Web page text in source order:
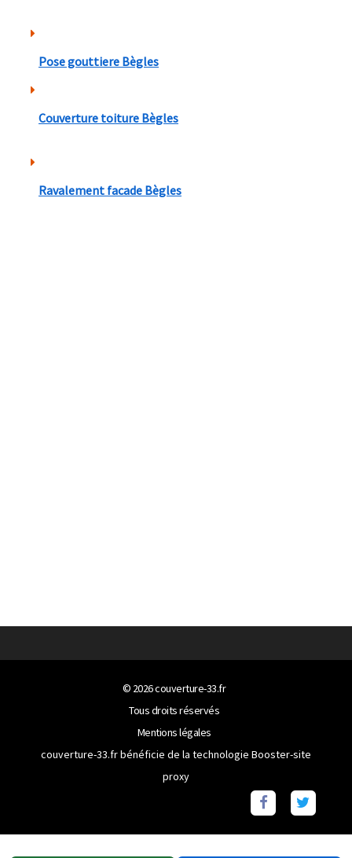
Pose gouttiere Bègles
Couverture toiture Bègles
Ravalement facade Bègles
© 2026couverture-33.fr
Tous droits réservés
Mentions légales
couverture-33.fr bénéficie de la technologie Booster-site
proxy